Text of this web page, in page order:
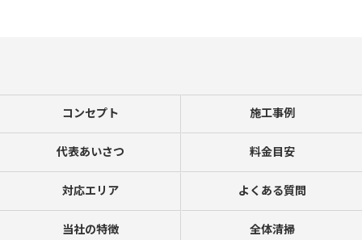
コンセプト 施工事例
代表あいさつ 料金目安
対応エリア よくある質問
当社の特徴 全体清掃